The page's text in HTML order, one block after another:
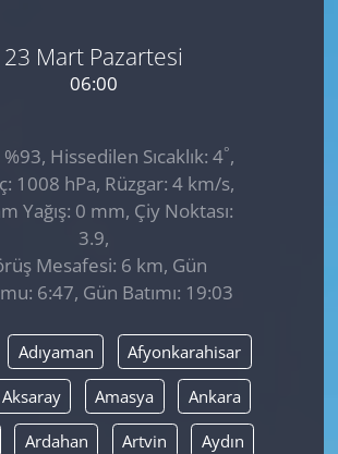
23 Mart Pazartesi
06:00
Hissedilen Sıcaklık: 4°,
1008 hPa, Rüzgar: 4 km/s,
Yağış: 0 mm, Çiy Noktası:
3.9,
Mesafesi: 6 km, Gün
6:47, Gün Batımı: 19:03
Adıyaman Afyonkarahisar
Aksaray Amasya Ankara
Ardahan Artvin Aydın